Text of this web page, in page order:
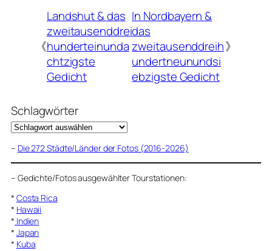
《
Landshut & das
zweitausenddrei
hunderteinunda
chtzigste
Gedicht
In Nordbayern &
das
zweitausenddreih
undertneunundsi
ebzigste Gedicht
》
Schlagwörter
– Die 272 Städte/Länder der Fotos (2016-2026)
– Gedichte/Fotos ausgewählter Tourstationen:
* Costa Rica
* Hawaii
* Indien
* Japan
* Kuba